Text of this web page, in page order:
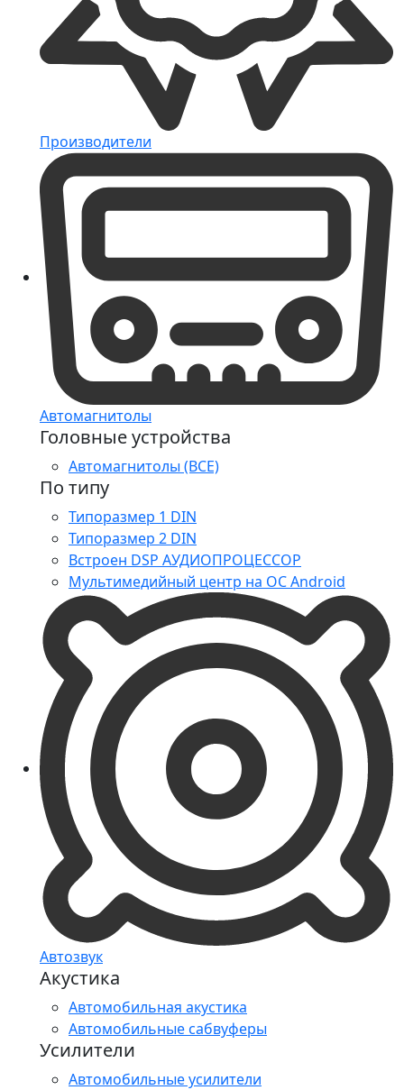
Производители
Автомагнитолы
Головные устройства
Автомагнитолы (ВСЕ)
По типу
Типоразмер 1 DIN
Типоразмер 2 DIN
Встроен DSP АУДИОПРОЦЕССОР
Мультимедийный центр на ОС Android
Автозвук
Акустика
Автомобильная акустика
Автомобильные сабвуферы
Усилители
Автомобильные усилители